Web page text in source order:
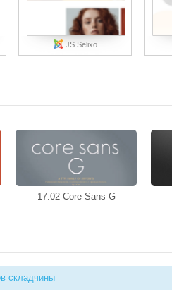
JS Selixo
17.02 Core Sans G
складчины